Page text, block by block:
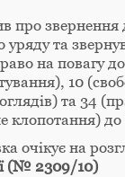
про звернення
уряду та
на повагу
10
та 34
клопотання) до
очікує на
(№ 2309/10)